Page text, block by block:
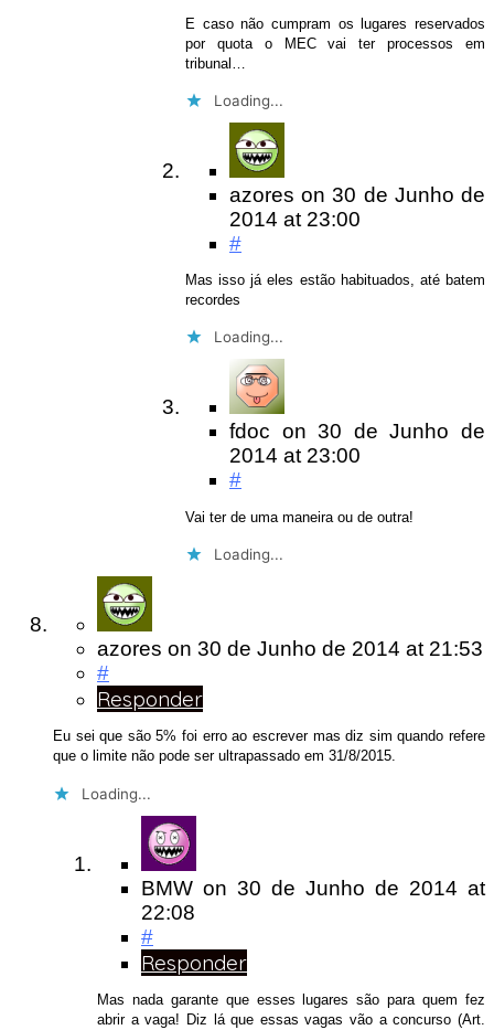
E caso não cumpram os lugares reservados
por quota o MEC vai ter processos em
tribunal…
Loading...
azores on30 de Junho de
2014 at 23:00
#
Mas isso já eles estão habituados, até batem
recordes
Loading...
fdoc on30 de Junho de
2014 at 23:00
#
Vai ter de uma maneira ou de outra!
Loading...
azores on 30 de Junho de 2014 at 21:53
#
Responder
Eu sei que são 5% foi erro ao escrever mas diz sim quando refere
que o limite não pode ser ultrapassado em 31/8/2015.
Loading...
BMW on 30 de Junho de 2014 at
22:08
#
Responder
Mas nada garante que esses lugares são para quem fez
abrir a vaga! Diz lá que essas vagas vão a concurso (Art.